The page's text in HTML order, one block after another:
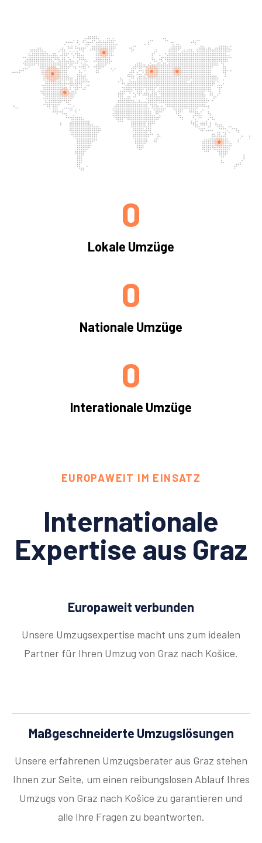
Lokale Umzüge
0
Nationale Umzüge
0
Interationale Umzüge
0
EUROPAWEIT IM EINSATZ
Internationale
Expertise aus Graz
Europaweit verbunden
Unsere Umzugsexpertise macht uns zum idealen
Partner für Ihren Umzug von Graz nach Košice.
Maßgeschneiderte Umzugslösungen
Unsere erfahrenen Umzugsberater aus Graz stehen
Ihnen zur Seite, um einen reibungslosen Ablauf Ihres
Umzugs von Graz nach Košice zu garantieren und
alle Ihre Fragen zu beantworten.